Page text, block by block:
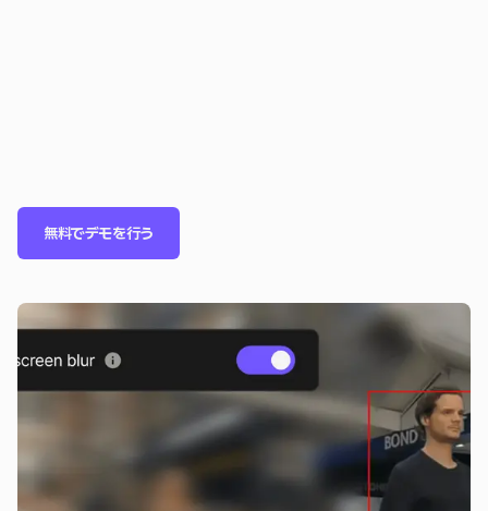
無料でデモを行う